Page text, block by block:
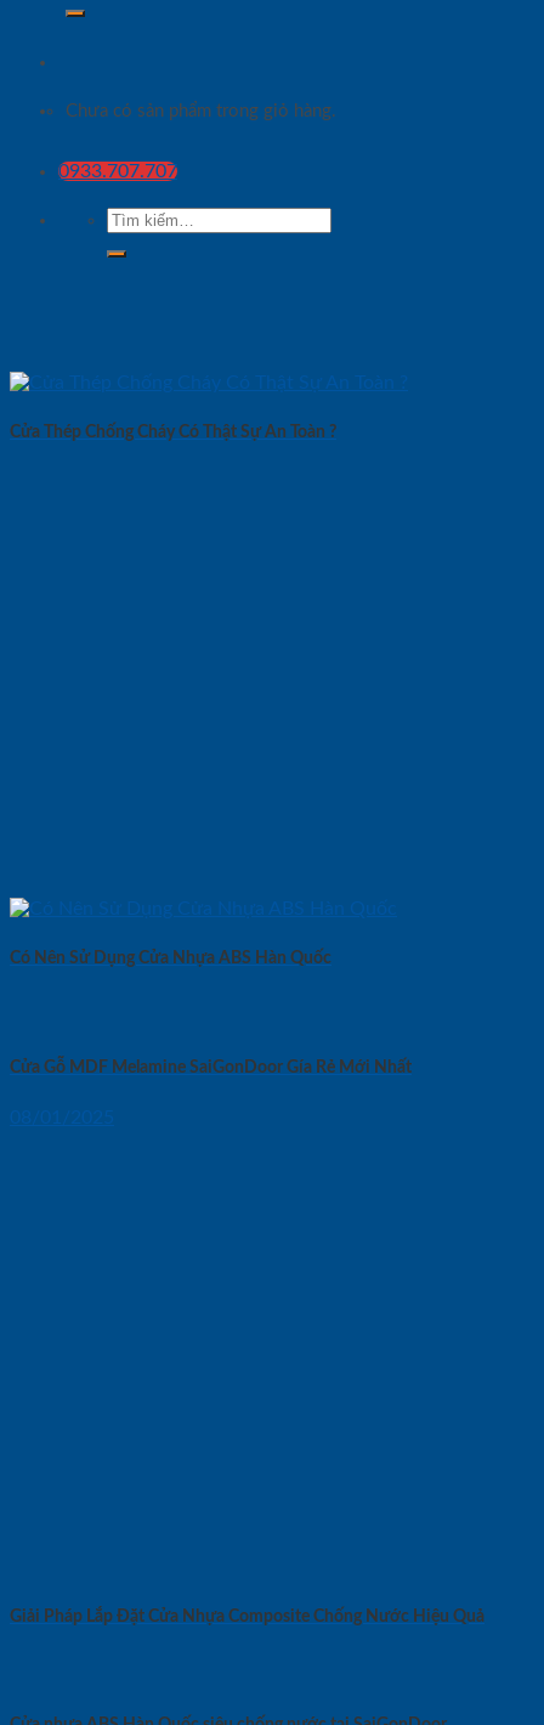
Chưa có sản phẩm trong giỏ hàng.
0933.707.707
Tìm
kiếm:
Cửa Thép Chống Cháy Có Thật Sự An Toàn ?
Có Nên Sử Dụng Cửa Nhựa ABS Hàn Quốc
Cửa Gỗ MDF Melamine SaiGonDoor Gía Rẻ Mới Nhất
08/01/2025
Giải Pháp Lắp Đặt Cửa Nhựa Composite Chống Nước Hiệu Quả